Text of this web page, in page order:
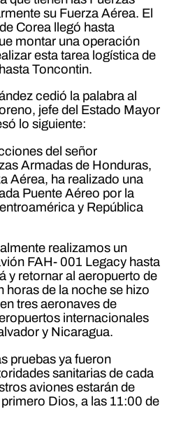
su Fuerza Aérea. El
Corea llegó hasta
montar una operación
esta tarea logística de
Toncontin.
cedió la palabra al
jefe del Estado Mayor
lo siguiente:
del señor
Armadas de Honduras,
Aérea, ha realizado una
Puente Aéreo por la
y República
realizamos un
FAH- 001 Legacy hasta
y retornar al aeropuerto de
horas de la noche se hizo
tres aeronaves de
internacionales
y Nicaragua.
pruebas ya fueron
sanitarias de cada
aviones estarán de
Dios, a las 11:00 de